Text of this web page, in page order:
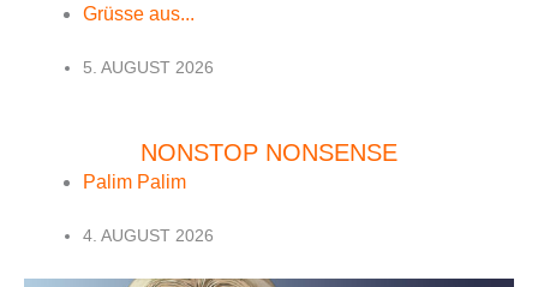
Grüsse aus...
5. AUGUST 2026
NONSTOP NONSENSE
Palim Palim
4. AUGUST 2026